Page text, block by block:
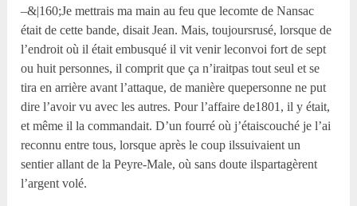
–&|160;Je mettrais ma main au feu que lecomte de Nansac
était de cette bande, disait Jean. Mais, toujoursrusé, lorsque de
l’endroit où il était embusqué il vit venir leconvoi fort de sept
ou huit personnes, il comprit que ça n’iraitpas tout seul et se
tira en arrière avant l’attaque, de manière quepersonne ne put
dire l’avoir vu avec les autres. Pour l’affaire de1801, il y était,
et même il la commandait. D’un fourré où j’étaiscouché je l’ai
reconnu entre tous, lorsque après le coup ilssuivaient un
sentier allant de la Peyre-Male, où sans doute ilspartagèrent
l’argent volé.